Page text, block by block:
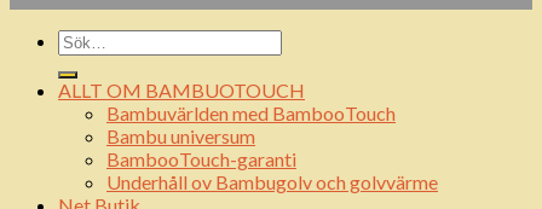
ALLT OM BAMBUOTOUCH
Bambuvärlden med BambooTouch
Bambu universum
BambooTouch-garanti
Underhåll ov Bambugolv och golvvärme
Net Butik